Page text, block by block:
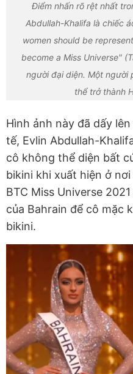
Điểm nhấn rõ rệt nhất
Abdullah-Khalifa là chiếc
women should be
become a Miss Universe"
người đại diện. Một người
thể trở thành
Hình ảnh này đã dấy
tế, Evlin Abdullah-
cô không thể diện bất
bikini khi xuất hiện ở
BTC Miss Universe
của Bahrain để cô mặc
bikini.